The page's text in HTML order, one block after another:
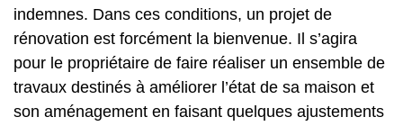
indemnes. Dans ces conditions, un projet de
rénovation est forcément la bienvenue. Il s’agira
pour le propriétaire de faire réaliser un ensemble de
travaux destinés à améliorer l’état de sa maison et
son aménagement en faisant quelques ajustements